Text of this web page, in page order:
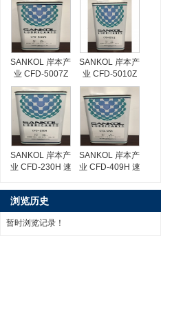
SANKOL 岸本产
业 CFD-5007Z
速干性润滑油
SANKOL 岸本产
业 CFD-5010Z
速干性润滑油
SANKOL 岸本产
业 CFD-230H 速
SANKOL 岸本产
业 CFD-409H 速
浏览历史
暂时浏览记录！